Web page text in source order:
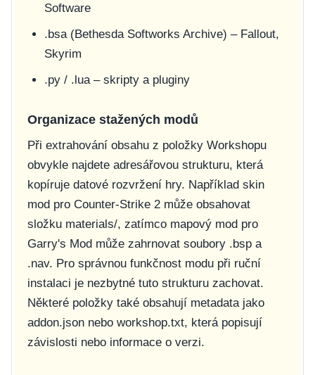
Software
.bsa(Bethesda Softworks Archive) – Fallout,
Skyrim
.py/ .lua– skripty a pluginy
Organizace stažených modů
Při extrahování obsahu z položky Workshopu
obvykle najdete adresářovou strukturu, která
kopíruje datové rozvržení hry. Například skin
mod pro Counter-Strike 2 může obsahovat
složku materials/, zatímco mapový mod pro
Garry's Mod může zahrnovat soubory .bspa
.nav. Pro správnou funkčnost modu při ruční
instalaci je nezbytné tuto strukturu zachovat.
Některé položky také obsahují metadata jako
addon.jsonnebo workshop.txt, která popisují
závislosti nebo informace o verzi.